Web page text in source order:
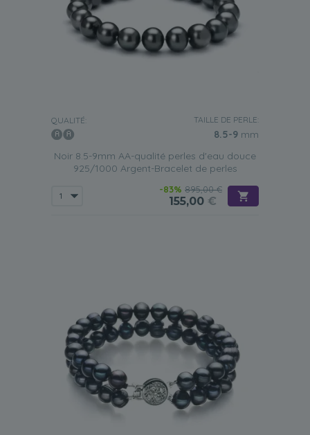
QUALITÉ: TAILLE DE PERLE:
8.5-9 mm
Noir 8.5-9mm AA-qualité perles d'eau douce
925/1000 Argent-Bracelet de perles
-83% 895,00 €
155,00 €